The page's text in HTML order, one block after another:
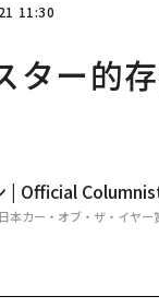
11:30
ター的
| Official
本カー・オブ・ザ・イヤー